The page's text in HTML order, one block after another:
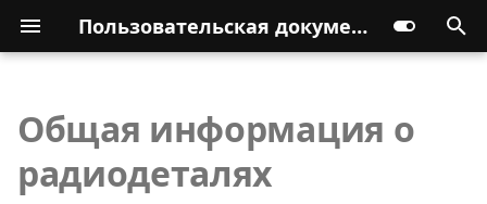
Пользовательская документация
Общая информация о
радиодеталях